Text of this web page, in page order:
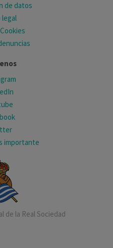
de datos
legal
importante
de la Real Sociedad